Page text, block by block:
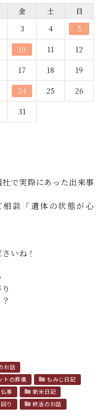
金 土
日
3 4 5
10 11 12
17 18 19
24 25 26
31
で実際にあった出来事
談「遺体の状態が心
いね！
お話
トの葬儀
もみじ日記
事
新米日記
り 終活のお話